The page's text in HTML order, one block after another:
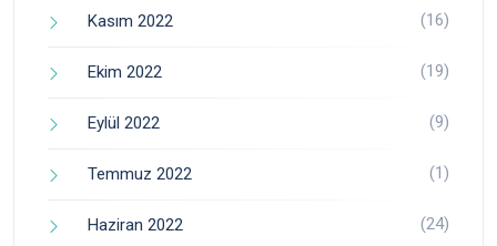
Kasım 2022 (16)
Ekim 2022 (19)
Eylül 2022 (9)
Temmuz 2022 (1)
Haziran 2022 (24)